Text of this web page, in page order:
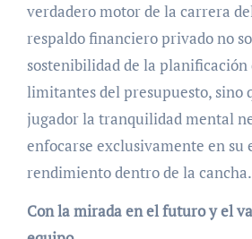
verdadero motor de la carrera
respaldo financiero privado no
sostenibilidad de la
limitantes del presupuesto, sino
jugador la tranquilidad mental
enfocarse exclusivamente en su
rendimiento dentro de la cancha.
Con la mirada en el futuro y el